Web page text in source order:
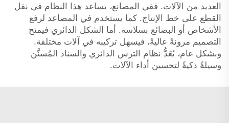
العديد من الآلات. ففي المصانع، يساعد هذا النظام في نقل
القطع على خط الإنتاج. كما يستخدم في المصاعد لرفع
الأشخاص أو البضائع بسلاسة. أما الشكل الدائري فيمنح
التصميم مرونةً عاليةً، فيسهل تركيبه في آلات مختلفة.
وبشكل عام، يُعَدُّ نظام الترس الدائري والسناد المُسنَّن
وسيلةً ذكيةً لتحسين أداء الآلات.